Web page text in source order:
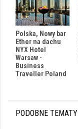
Polska, Nowy bar
Ether na dachu
NYX Hotel
Warsaw -
Business
Traveller Poland
PODOBNE TEMATY